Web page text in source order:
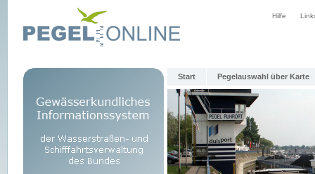
Hilfe
Start Pegelauswahl über Karte